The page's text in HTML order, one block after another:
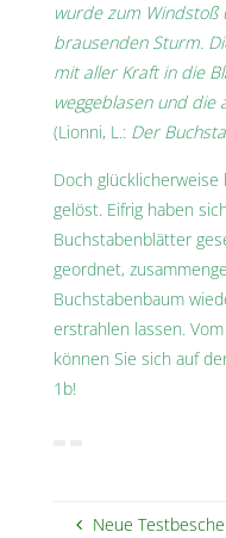
wurde zum
brausenden Sturm.
mit aller Kraft in die
weggeblasen und die
(Lionni, L.: Der
Doch
gelöst. Eifrig haben
Buchstabenblätter
geordnet,
Buchstabenbaum
erstrahlen lassen.
können Sie sich auf
1b!
Neue